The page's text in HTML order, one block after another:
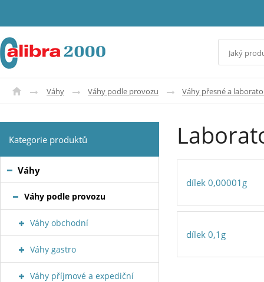
Váhy Váhy podle provozu Váhy přesné a
dílek 0,00001g
dílek 0,1g
Kategorie produktů
Váhy
Váhy podle provozu
Váhy obchodní
Váhy gastro
Váhy příjmové a expediční